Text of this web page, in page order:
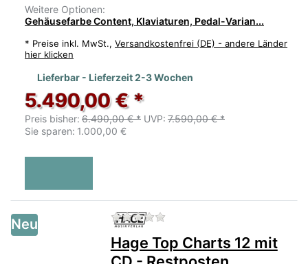
Weitere Optionen:
Gehäusefarbe Content, Klaviaturen, Pedal-Varian...
* Preise inkl. MwSt., Versandkostenfrei (DE) - andere Länder
hier klicken
Lieferbar - Lieferzeit 2-3 Wochen
5.490,00 € *
Preis bisher: 6.490,00 € * UVP: 7.590,00 € *
Sie sparen: 1.000,00 €
Neu Zu diesem Produkt liegen
Hage Top Charts 12 mit